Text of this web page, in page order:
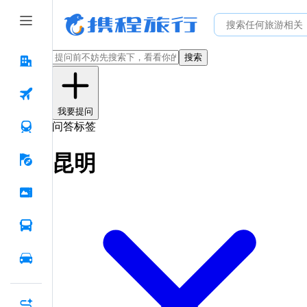
搜索
我要提问
问答标签
昆明